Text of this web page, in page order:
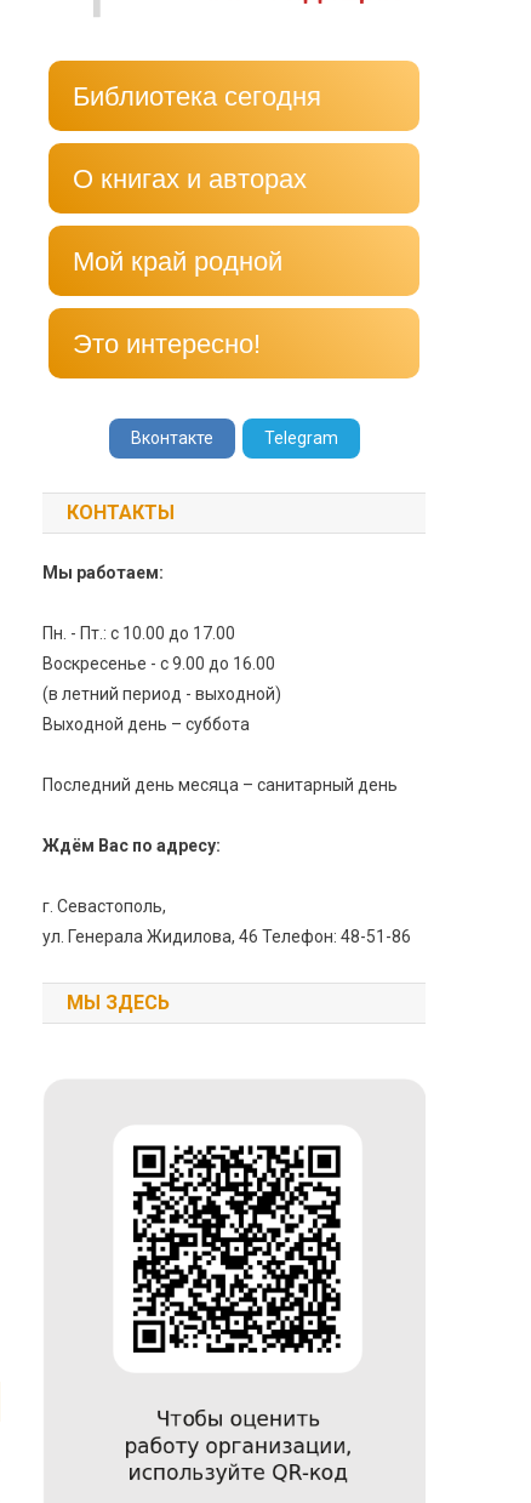
Библиотека сегодня
О книгах и авторах
Мой край родной
Это интересно!
Вконтакте Telegram
КОНТАКТЫ
Мы работаем:
Пн. - Пт.: с 10.00 до 17.00
Воскресенье - с 9.00 до 16.00
(в летний период - выходной)
Выходной день – суббота
Последний день месяца – санитарный день
Ждём Вас по адресу:
г. Севастополь,
ул. Генерала Жидилова, 46 Телефон: 48-51-86
МЫ ЗДЕСЬ